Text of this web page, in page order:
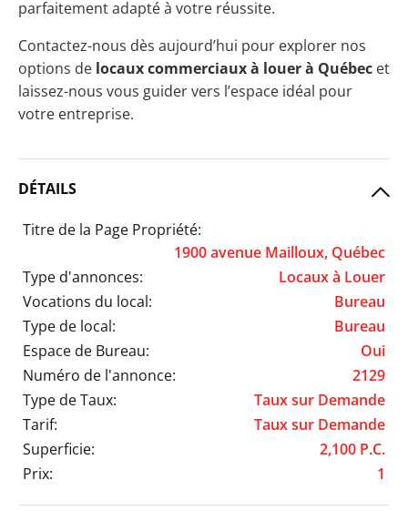
parfaitement adapté à votre réussite.
Contactez-nous dès aujourd’hui pour explorer nos
options de locaux commerciaux à louer à Québec et
laissez-nous vous guider vers l’espace idéal pour
votre entreprise.
DÉTAILS
Titre de la Page Propriété:
1900 avenue Mailloux, Québec
Type d'annonces:
Locaux à Louer
Vocations du local:
Bureau
Type de local:
Bureau
Espace de Bureau:
Oui
Numéro de l'annonce:
2129
Type de Taux:
Taux sur Demande
Tarif:
Taux sur Demande
Superficie:
2,100 P.C.
Prix:
1